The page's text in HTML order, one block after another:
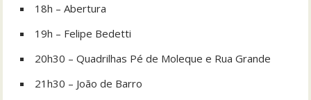
18h – Abertura
19h – Felipe Bedetti
20h30 – Quadrilhas Pé de Moleque e Rua Grande
21h30 – João de Barro